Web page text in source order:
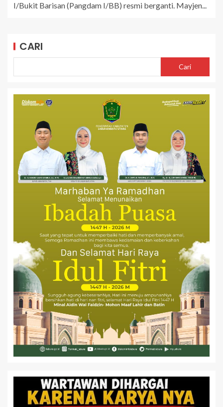
I/Bukit Barisan (Pangdam I/BB) resmi berganti. Mayjen...
CARI
Cari